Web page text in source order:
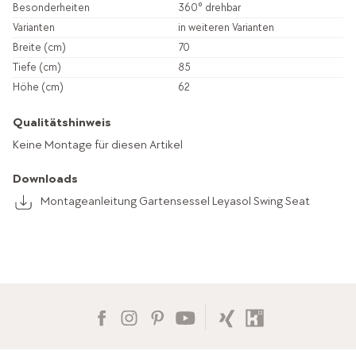
Besonderheiten
360° drehbar
Varianten
in weiteren Varianten
Breite (cm)
70
Tiefe (cm)
85
Höhe (cm)
62
Qualitätshinweis
Keine Montage für diesen Artikel
Downloads
Montageanleitung Gartensessel Leyasol Swing Seat